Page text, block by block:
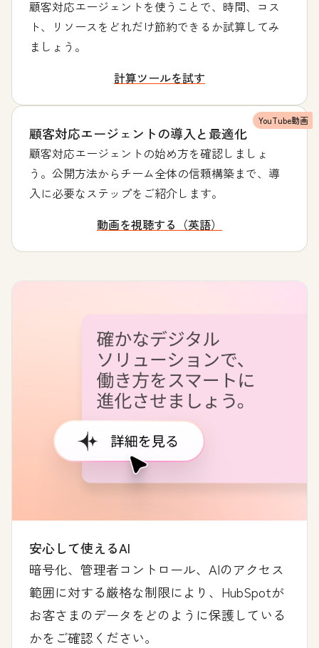
顧客対応エージェントを使うことで、時間、コス
ト、リソースをどれだけ節約できるか試算してみ
ましょう。
計算ツールを試す
YouTube動画
顧客対応エージェントの導入と最適化
顧客対応エージェントの始め方を確認しましょ
う。公開方法からチーム全体の信頼構築まで、導
入に必要なステップをご紹介します。
動画を視聴する（英語）
安心して使えるAI
暗号化、管理者コントロール、AIのアクセス
範囲に対する厳格な制限により、HubSpotが
お客さまのデータをどのように保護している
かをご確認ください。